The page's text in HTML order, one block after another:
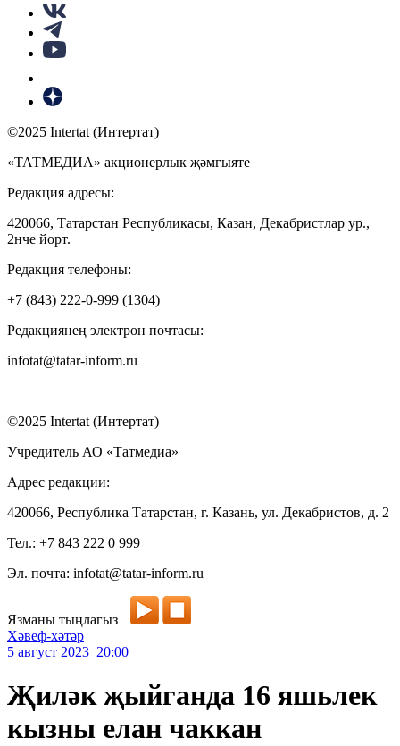
©2025 Intertat (Интертат)
«ТАТМЕДИА» акционерлык җәмгыяте
Редакция адресы:
420066, Татарстан Республикасы, Казан, Декабристлар ур.,
2нче йорт.
Редакция телефоны:
+7 (843) 222-0-999 (1304)
Редакциянең электрон почтасы:
infotat@tatar-inform.ru
©2025 Intertat (Интертат)
Учредитель АО «Татмедиа»
Адрес редакции:
420066, Республика Татарстан, г. Казань, ул. Декабристов, д. 2
Тел.: +7 843 222 0 999
Эл. почта: infotat@tatar-inform.ru
Язманы тыңлагыз
Хәвеф-хәтәр
5 август 2023 20:00
Җиләк җыйганда 16 яшьлек
кызны елан чаккан